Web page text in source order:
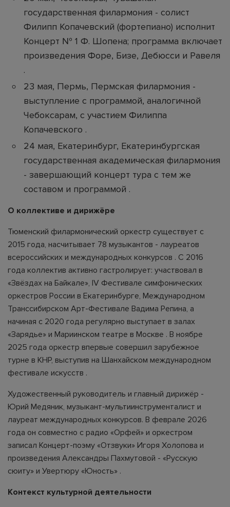
государственная филармония - солист
Филипп Копачевский (фортепиано) исполнит
Концерт № 1 Ф. Шопена; программа включает
произведения Форе, Бизе, Дебюсси и Равеля
.
23 мая, Пермь, Пермская филармония -
выступление с программой, аналогичной
Чебоксарам, с участием Филиппа
Копачевского .
24 мая, Екатеринбург, Екатеринбургская
государственная академическая филармония
- завершающий концерт тура с тем же
составом и программой .
О коллективе и дирижёре
Тюменский филармонический оркестр существует с
2015 года, насчитывает 78 музыкантов - лауреатов
всероссийских и международных конкурсов . С 2016
года коллектив активно гастролирует: участвовал в
«Звёздах на Байкале», IV Фестивале симфонических
оркестров России в Екатеринбурге, Международном
Транссибирском Арт-Фестивале Вадима Репина, а
начиная с 2020 года регулярно выступает в залах
«Зарядье» и Мариинском театре в Москве . В ноябре
2025 года оркестр впервые совершил зарубежное
турне в КНР, выступив на Шанхайском международном
фестивале искусств .
Художественный руководитель и главный дирижёр -
Юрий Медяник, музыкант-мультиинструменталист и
лауреат международных конкурсов. В феврале 2026
года он совместно с радио «Орфей» и оркестром
записал Концерт-поэму «Отзвуки» Игоря Холопова и
произведения Александры Пахмутовой - «Русскую
сюиту» и Увертюру «Юность» .
Контекст культурной деятельности